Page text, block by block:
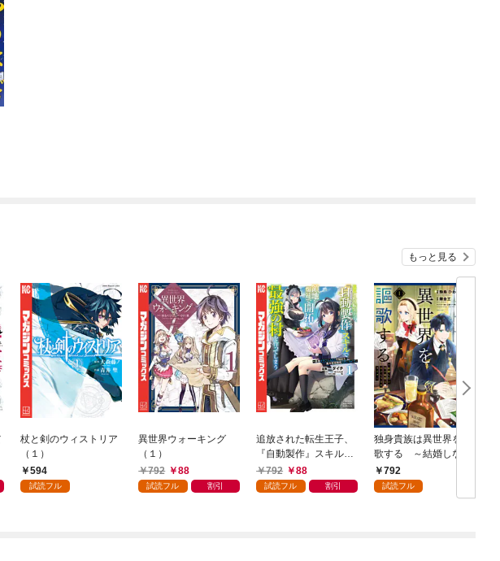
もっと見る
杖と剣のウィストリア
（１）
594
試読フル
異世界ウォーキング
（１）
792
88
試読フル 割引
追放された転生王子、
『自動製作』スキルで
領地を爆速で開拓し最
強の村を作ってしまう
792 88
試読フル 割引
独身貴族は異世界を謳
歌する ～結婚しない
男の優雅なおひとりさ
まライフ～（１）
792
試読フル